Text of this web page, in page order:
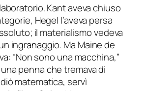
Kant aveva chiuso
Hegel l’aveva persa
il materialismo vedeva
ingranaggio. Ma Maine de
“Non sono una macchina,”
penna che tremava di
matematica, servì